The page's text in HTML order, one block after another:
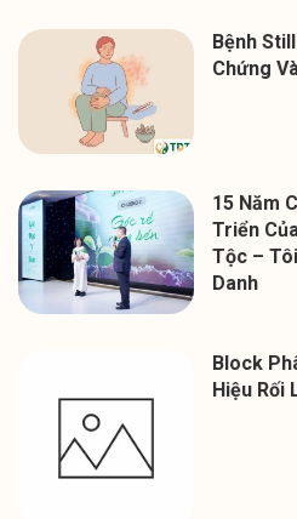
Bệnh
Chứng
15 Năm
Triển
Tộc –
Danh
Block
Hiệu Rối